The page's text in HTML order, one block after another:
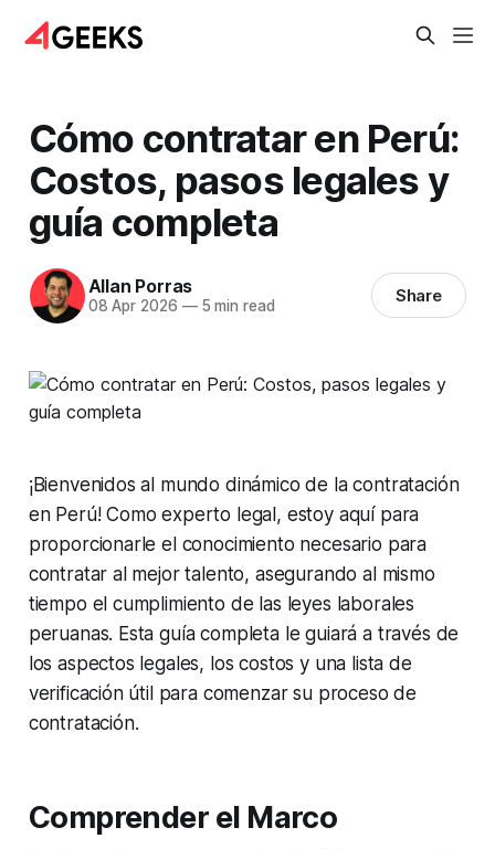
Cómo contratar en Perú:
Costos, pasos legales y
guía completa
Allan Porras
08 Apr 2026 —5 min read Share
¡Bienvenidos al mundo dinámico de la contratación
en Perú! Como experto legal, estoy aquí para
proporcionarle el conocimiento necesario para
contratar al mejor talento, asegurando al mismo
tiempo el cumplimiento de las leyes laborales
peruanas. Esta guía completa le guiará a través de
los aspectos legales, los costos y una lista de
verificación útil para comenzar su proceso de
contratación.
Comprender el Marco